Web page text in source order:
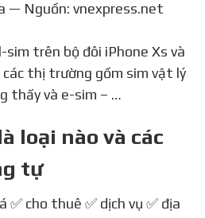
— Nguồn: vnexpress.net
thị trường gồm sim vật lý